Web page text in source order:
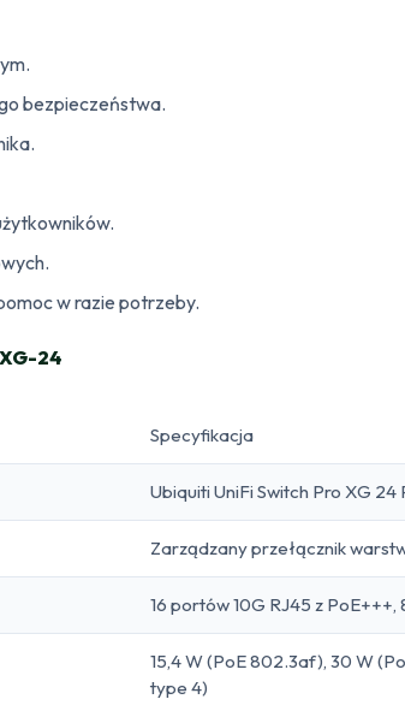
bezpieczeństwa.
w razie potrzeby.
24
Specyfikacja
Ubiquiti UniFi Switch Pro XG
Zarządzany przełącznik
16 portów 10G RJ45 z
15,4 W (PoE 802.3af), 30 W
type 4)